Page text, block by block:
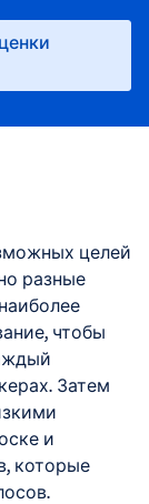
целей
разные
чтобы
Затем
и
которые